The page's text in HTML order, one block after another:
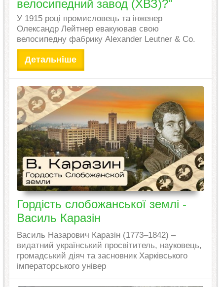
велосипедний завод (ХВЗ)?"
У 1915 році промисловець та інженер
Олександр Лейтнер евакуював свою
велосипедну фабрику Alexander Leutner & Co.
Детальніше
Гордість слобожанської землі -
Василь Каразін
Василь Назарович Каразін (1773–1842) –
видатний український просвітитель, науковець,
громадський діяч та засновник Харківського
імператорського універ